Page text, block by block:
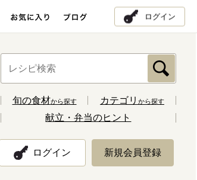
ログイン
旬の食材から探す カテゴリ から探す
献立・弁当のヒント
ログイン 新規会員登録